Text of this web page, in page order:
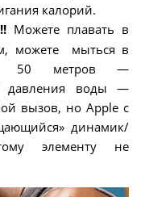
калорий.
Можете плавать в
можете мыться в
50 метров —
давления воды —
вызов, но Apple с
динамик/
элементу не